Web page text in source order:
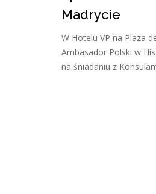
Madrycie
W Hotelu VP na Plaza
Ambasador Polski w
na śniadaniu z